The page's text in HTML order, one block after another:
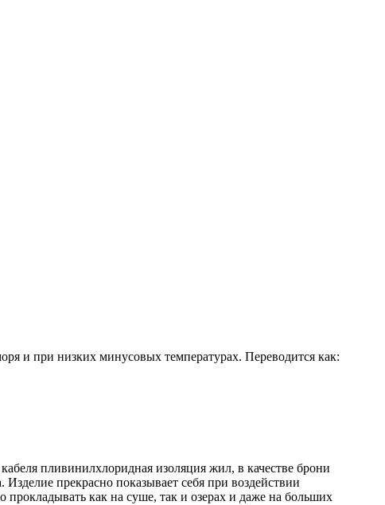
и при низких минусовых температурах. Переводится как:
пливинилхлоридная изоляция жил, в качестве брони
прекрасно показывает себя при воздействии
прокладывать как на суше, так и озерах и даже на больших